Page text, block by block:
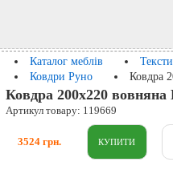
Каталог меблів
Ковдри Руно
Ковдра
Ковдра 200х220
Артикул товару: 119669
3524 грн.